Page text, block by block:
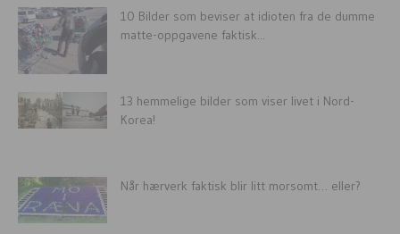
10 Bilder som beviser at idioten fra de dumme
matte-oppgavene faktisk...
13 hemmelige bilder som viser livet i Nord-
Korea!
Når hærverk faktisk blir litt morsomt… eller?